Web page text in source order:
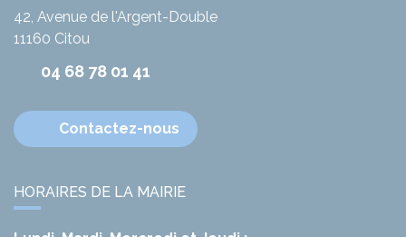
42, Avenue de l'Argent-Double
11160 Citou
04 68 78 01 41
Contactez-nous
HORAIRES DE LA MAIRIE